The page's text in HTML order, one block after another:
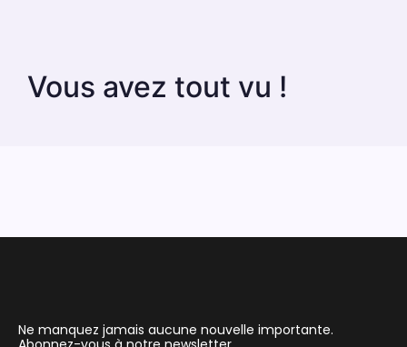
Vous avez tout vu !
Ne manquez jamais aucune nouvelle importante.